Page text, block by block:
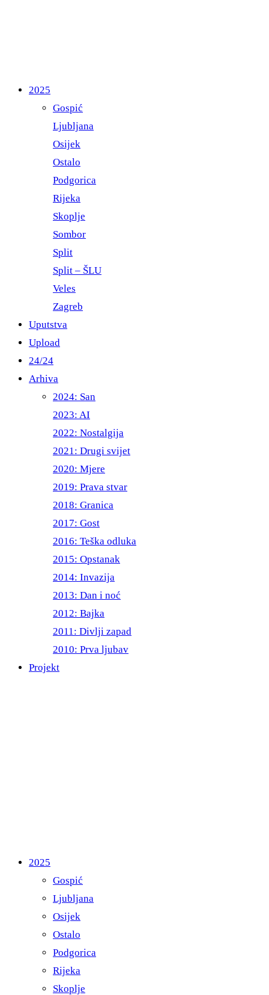
2025
Gospić
Ljubljana
Osijek
Ostalo
Podgorica
Rijeka
Skoplje
Sombor
Split
Split – ŠLU
Veles
Zagreb
Uputstva
Upload
24/24
Arhiva
2024: San
2023: AI
2022: Nostalgija
2021: Drugi svijet
2020: Mjere
2019: Prava stvar
2018: Granica
2017: Gost
2016: Teška odluka
2015: Opstanak
2014: Invazija
2013: Dan i noć
2012: Bajka
2011: Divlji zapad
2010: Prva ljubav
Projekt
2025
Gospić
Ljubljana
Osijek
Ostalo
Podgorica
Rijeka
Skoplje